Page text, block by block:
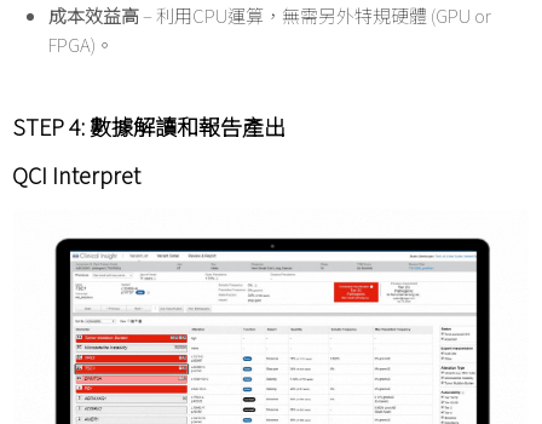
成本效益高– 利用CPU運算，無需另外特規硬體 (GPU or
FPGA)。
STEP 4:數據解讀和報告產出
QCI Interpret